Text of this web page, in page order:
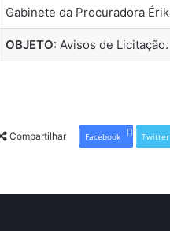
Gabinete da Procuradora
OBJETO:Avisos de Licitação.
Compartilhar Facebook Twitter